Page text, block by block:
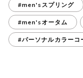
#men'sスプリング
#men'sオータム
#パーソナルカラーコ